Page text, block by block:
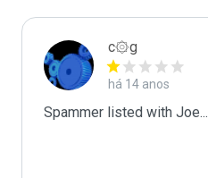
c۞g
há 14 anos
Spammer listed with Joe...